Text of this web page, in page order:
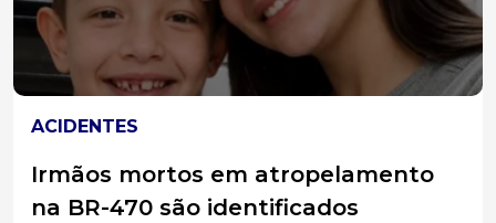
ESTADO
Detran de SC muda regras para
provas práticas da CNH e estabelece